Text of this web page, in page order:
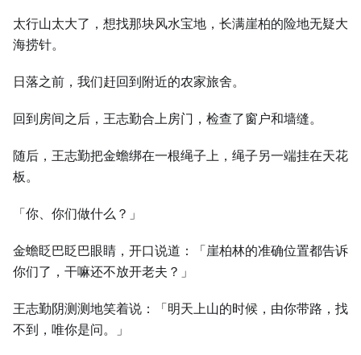
太行山太大了，想找那块风水宝地，长满崖柏的险地无疑大
海捞针。
日落之前，我们赶回到附近的农家旅舍。
回到房间之后，王志勤合上房门，检查了窗户和墙缝。
随后，王志勤把金蟾绑在一根绳子上，绳子另一端挂在天花
板。
「你、你们做什么？」
金蟾眨巴眨巴眼睛，开口说道：「崖柏林的准确位置都告诉
你们了，干嘛还不放开老夫？」
王志勤阴测测地笑着说：「明天上山的时候，由你带路，找
不到，唯你是问。」